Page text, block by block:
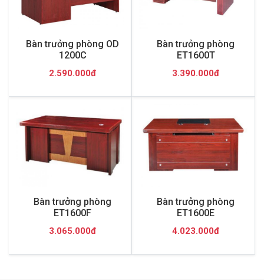
Bàn trưởng phòng OD
1200C
2.590.000đ
Bàn trưởng phòng
ET1600T
3.390.000đ
Bàn trưởng phòng
ET1600F
3.065.000đ
Bàn trưởng phòng
ET1600E
4.023.000đ